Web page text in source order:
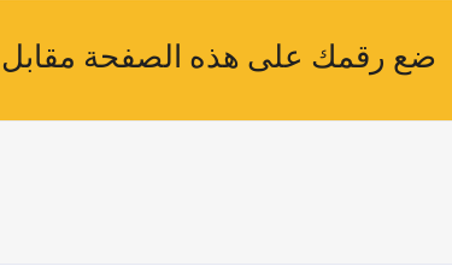
ضع رقمك على هذه الصفحة